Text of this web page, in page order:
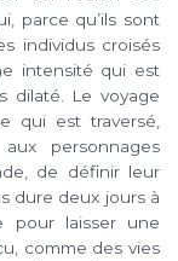
parce qu’ils sont
individus croisés
intensité qui est
dilaté. Le voyage
qui est traversé,
personnages
de définir leur
dure deux jours à
pour laisser une
comme des vies